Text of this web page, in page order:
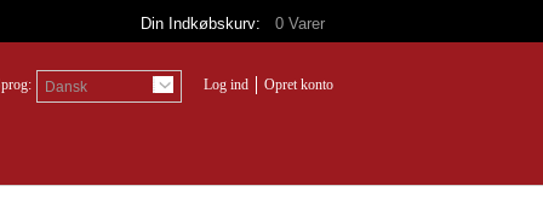
Din Indkøbskurv: 0 Varer
Dansk Log ind Opret konto